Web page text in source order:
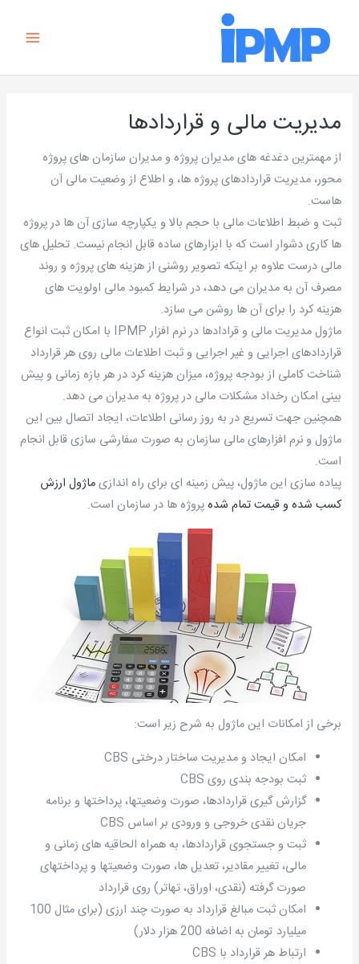
مدیریت مالی و قراردادها
از مهمترین دغدغه های مدیران پروژه و مدیران سازمان های پروژه
محور، مدیریت قراردادهای پروژه ها، و اطلاع از وضعیت مالی آن
هاست.
ثبت و ضبط اطلاعات مالی با حجم بالا و یکپارچه سازی آن ها در پروژه
ها کاری دشوار است که با ابزارهای ساده قابل انجام نیست. تحلیل های
مالی درست علاوه بر اینکه تصویر روشنی از هزینه های پروژه و روند
مصرف آن به مدیران می دهد، در شرایط کمبود مالی اولویت های
هزینه کرد را برای آن ها روشن می سازد.
ماژول مدیریت مالی و قرادادها در نرم افزار IPMP با امکان ثبت انواع
قراردادهای اجرایی و غیر اجرایی و ثبت اطلاعات مالی روی هر قرارداد
شناخت کاملی از بودجه پروژه، میزان هزینه کرد در هر بازه زمانی و پیش
بینی امکان رخداد مشکلات مالی در پروژه به مدیران می دهد.
همچنین جهت تسریع در به روز رسانی اطلاعات، ایجاد اتصال بین این
ماژول و نرم افزارهای مالی سازمان به صورت سفارشی سازی قابل انجام
است.
پیاده سازی این ماژول، پیش زمینه ای برای راه اندازیماژول ارزش
کسب شده و قیمت تمام شدهپروژه ها در سازمان است.
برخی از امکانات این ماژول به شرح زیر است:
امکان ایجاد و مدیریت ساختار درختی CBS
ثبت بودجه بندی روی CBS
گزارش گیری قراردادها، صورت وضعیتها، پرداختها و برنامه
جریان نقدی خروجی و ورودی بر اساس CBS
ثبت و جستجوی قراردادها، به همراه الحاقیه های زمانی و
مالی، تغییر مقادیر، تعدیل ها، صورت وضعیتها و پرداختهای
صورت گرفته (نقدی، اوراق، تهاتر) روی قرارداد
امکان ثبت مبالغ قرارداد به صورت چند ارزی (برای مثال 100
میلیارد تومان به اضافه 200 هزار دلار)
ارتباط هر قرارداد با CBS